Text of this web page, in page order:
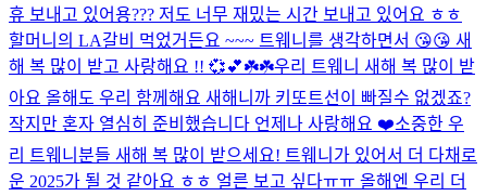
휴 보내고 있어용??? 저도 너무 재밌는 시간 보내고 있어요 ㅎㅎ
할머니의 LA갈비 먹었거든요 ~~~ 트웨니를 생각하면서 😘😘 새
해 복 많이 받고 사랑해요 !! 💞💕☘️☘️우리 트웨니 새해 복 많이 받
아요 올해도 우리 함께해요 새해니까 키또트선이 빠질수 없겠죠?
작지만 혼자 열심히 준비했습니다 언제나 사랑해요 ❤️소중한 우
리 트웨니분들 새해 복 많이 받으세요! 트웨니가 있어서 더 다채로
운 2025가 될 것 같아요 ㅎㅎ 얼른 보고 싶다ㅠㅠ 올해엔 우리 더